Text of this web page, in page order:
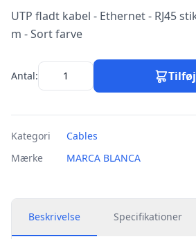
UTP fladt kabel - Ethernet - RJ45
m - Sort farve
Antal:
Kategori
Cables
Mærke
MARCA BLANCA
Beskrivelse Specifikationer